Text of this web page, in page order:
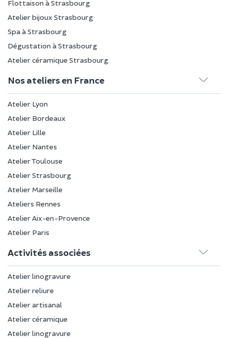
Flottaison à Strasbourg
Atelier bijoux Strasbourg
Spa à Strasbourg
Dégustation à Strasbourg
Atelier céramique Strasbourg
Nos ateliers en France
Atelier Lyon
Atelier Bordeaux
Atelier Lille
Atelier Nantes
Atelier Toulouse
Atelier Strasbourg
Atelier Marseille
Ateliers Rennes
Atelier Aix-en-Provence
Atelier Paris
Activités associées
Atelier linogravure
Atelier reliure
Atelier artisanal
Atelier céramique
Atelier linogravure